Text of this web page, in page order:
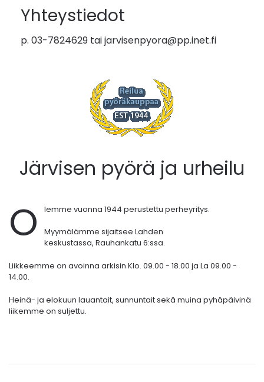
Yhteystiedot
p. 03-7824629 taijarvisenpyora@pp.inet.fi
Järvisen pyörä ja urheilu
O
lemme vuonna 1944 perustettu perheyritys.
Myymälämme sijaitsee Lahden
keskustassa, Rauhankatu 6:ssa.
Liikkeemme on avoinna arkisin Klo. 09.00 - 18.00 ja La 09.00 -
14.00.
Heinä- ja elokuun lauantait, sunnuntait sekä muina pyhäpäivinä
liikemme on suljettu.